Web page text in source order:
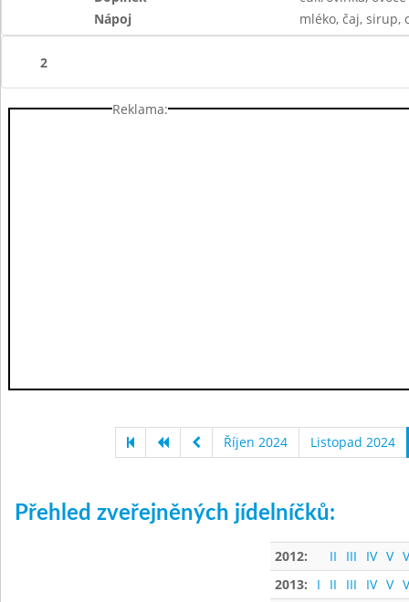
Nápoj
mléko, čaj, sirup,
2
Reklama:
Říjen 2024 Listopad 2024
Přehled zveřejněných jídelníčků:
2012: II III IV V
2013:
I II III IV V